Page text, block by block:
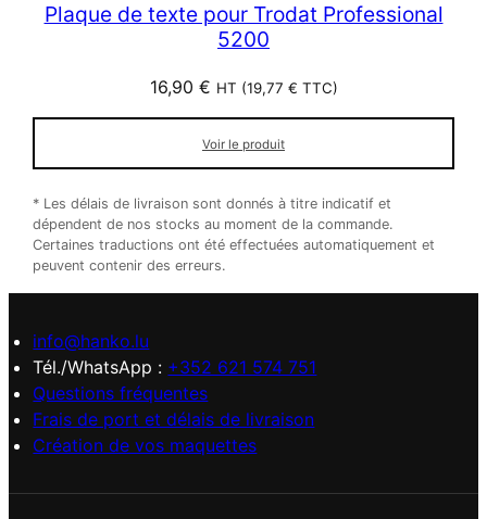
Plaque de texte pour Trodat Professional
5200
16,90 € HT (19,77 € TTC)
Voir le produit
* Les délais de livraison sont donnés à titre indicatif et
dépendent de nos stocks au moment de la commande.
Certaines traductions ont été effectuées automatiquement et
peuvent contenir des erreurs.
info@hanko.lu
Tél./WhatsApp : +352 621 574 751
Questions fréquentes
Frais de port et délais de livraison
Création de vos maquettes